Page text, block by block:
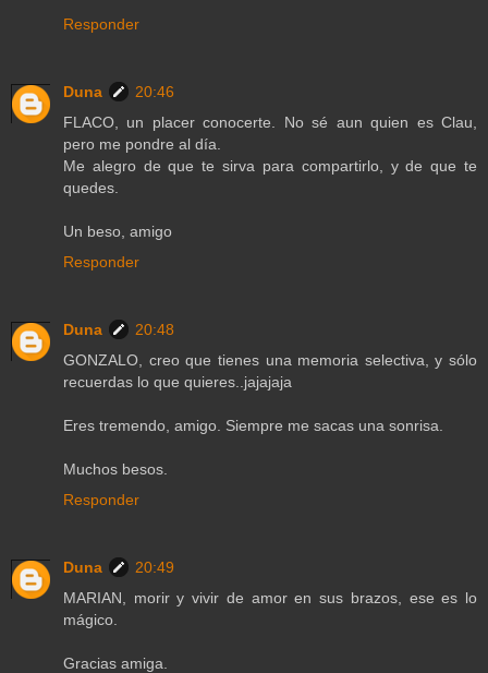
Responder
Duna
20:46
FLACO, un placer conocerte. No sé aun quien es Clau,
pero me pondre al día.
Me alegro de que te sirva para compartirlo, y de que te
quedes.
Un beso, amigo
Responder
Duna
20:48
GONZALO, creo que tienes una memoria selectiva, y sólo
recuerdas lo que quieres..jajajaja
Eres tremendo, amigo. Siempre me sacas una sonrisa.
Muchos besos.
Responder
Duna
20:49
MARIAN, morir y vivir de amor en sus brazos, ese es lo
mágico.
Gracias amiga.